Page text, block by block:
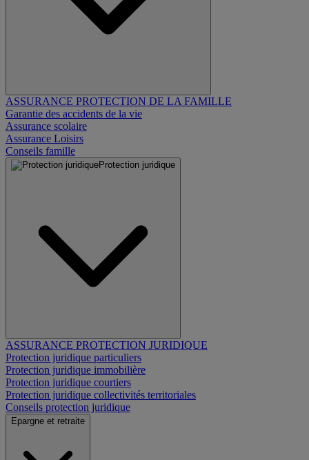
ASSURANCE PROTECTION DE LA FAMILLE
Garantie des accidents de la vie
Assurance scolaire
Assurance Loisirs
Conseils famille
Protection juridique
ASSURANCE PROTECTION JURIDIQUE
Protection juridique particuliers
Protection juridique immobilière
Protection juridique courtiers
Protection juridique collectivités territoriales
Conseils protection juridique
Epargne et retraite